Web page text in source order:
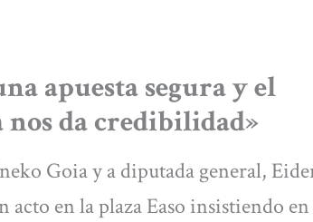
apuesta segura y el
nos da credibilidad»
Goia y a diputada general,
en la plaza Easo insistiendo